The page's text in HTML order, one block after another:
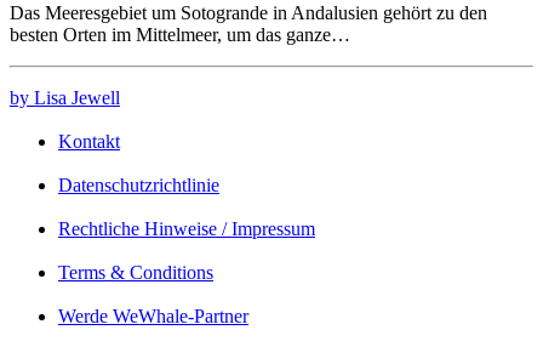
Das Meeresgebiet um Sotogrande in Andalusien gehört zu den
besten Orten im Mittelmeer, um das ganze…
by Lisa Jewell
Kontakt
Datenschutzrichtlinie
Rechtliche Hinweise / Impressum
Terms & Conditions
Werde WeWhale-Partner